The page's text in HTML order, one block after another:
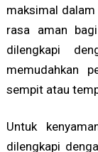
maksimal
rasa aman
dilengkapi
memudahkan
sempit atau
Untuk
dilengkapi